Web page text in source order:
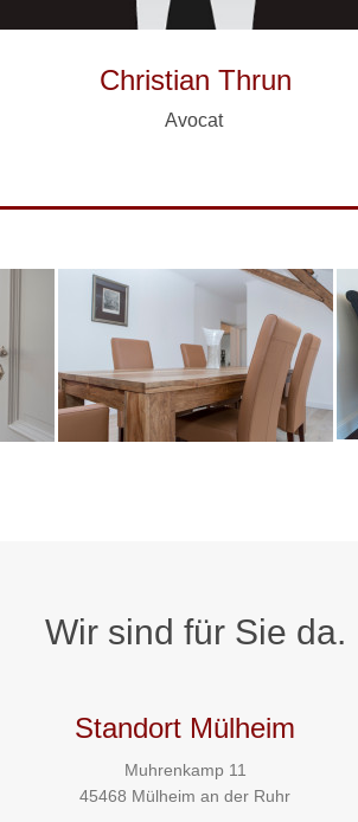
Christian Thrun
Avocat
Wir sind für Sie da.
Standort Mülheim
Muhrenkamp 11
45468 Mülheim an der Ruhr